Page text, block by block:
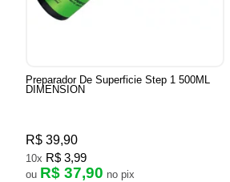
Preparador De Superficie Step 1 500ML
DIMENSION
R$ 39,90
10x R$ 3,99
ou R$ 37,90 no pix